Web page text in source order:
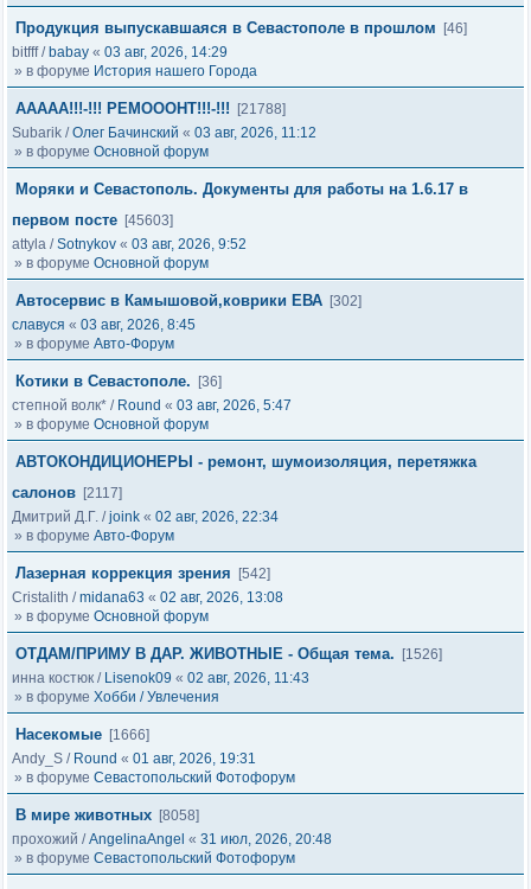
Продукция выпускавшаяся в Севастополе в прошлом
[46]
bitfff/ babay « 03 авг, 2026, 14:29
» в форуме История нашего Города
ААААА!!!-!!! РЕМОООНТ!!!-!!!
[21788]
Subarik /Олег Бачинский « 03 авг, 2026, 11:12
» в форуме Основной форум
Моряки и Севастополь. Документы для работы на 1.6.17 в
первом посте [45603]
attyla /Sotnykov « 03 авг, 2026, 9:52
» в форуме Основной форум
Автосервис в Камышовой,коврики ЕВА [302]
славуся « 03 авг, 2026, 8:45
» в форуме Авто-Форум
Котики в Севастополе.
[36]
степной волк* / Round « 03 авг, 2026, 5:47
» в форуме Основной форум
АВТОКОНДИЦИОНЕРЫ - ремонт, шумоизоляция, перетяжка
салонов [2117]
Дмитрий Д.Г. /joink « 02 авг, 2026, 22:34
» в форуме Авто-Форум
Лазерная коррекция зрения
[542]
Cristalith /midana63 « 02 авг, 2026, 13:08
» в форуме Основной форум
ОТДАМ/ПРИМУ В ДАР. ЖИВОТНЫЕ - Общая тема.
[1526]
инна костюк / Lisenok09 « 02 авг, 2026, 11:43
» в форуме Хобби / Увлечения
Насекомые [1666]
Andy_S / Round « 01 авг, 2026, 19:31
» в форуме Севастопольский Фотофорум
В мире животных [8058]
прохожий /AngelinaAngel « 31 июл, 2026, 20:48
» в форуме Севастопольский Фотофорум